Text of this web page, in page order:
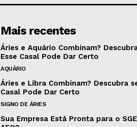
Mais recentes
Áries e Aquário Combinam?
Esse Casal Pode Dar Certo
AQUÁRIO
Áries e Libra Combinam? Descubra
Casal Pode Dar Certo
SIGNO DE ÁRIES
Sua Empresa Está Pronta para o